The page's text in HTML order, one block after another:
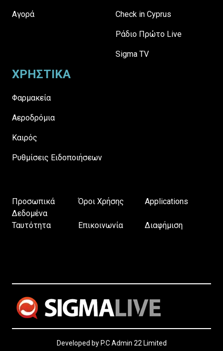
Αγορά Check in Cyprus
Ράδιο Πρώτο Live
Sigma TV
ΧΡΗΣΤΙΚΑ
Φαρμακεία
Αεροδρόμια
Καιρός
Ρυθμίσεις Ειδοποιήσεων
Προσωπικά
Δεδομένα
Όροι Χρήσης Applications
Ταυτότητα Επικοινωνία Διαφήμιση
Developed by P.C Admin 22 Limited